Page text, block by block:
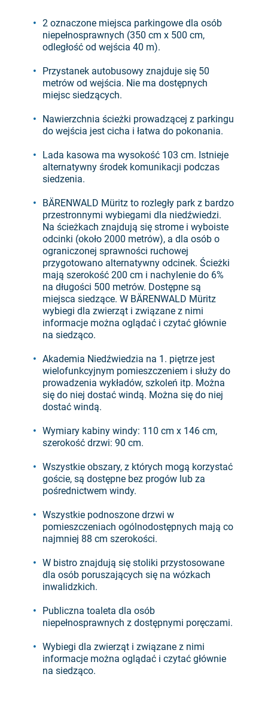
2 oznaczone miejsca parkingowe dla osób
niepełnosprawnych (350 cm x 500 cm,
odległość od wejścia 40 m).
Przystanek autobusowy znajduje się 50
metrów od wejścia. Nie ma dostępnych
miejsc siedzących.
Nawierzchnia ścieżki prowadzącej z parkingu
do wejścia jest cicha i łatwa do pokonania.
Lada kasowa ma wysokość 103 cm. Istnieje
alternatywny środek komunikacji podczas
siedzenia.
BÄRENWALD Müritz to rozległy park z bardzo
przestronnymi wybiegami dla niedźwiedzi.
Na ścieżkach znajdują się strome i wyboiste
odcinki (około 2000 metrów), a dla osób o
ograniczonej sprawności ruchowej
przygotowano alternatywny odcinek. Ścieżki
mają szerokość 200 cm i nachylenie do 6%
na długości 500 metrów. Dostępne są
miejsca siedzące. W BÄRENWALD Müritz
wybiegi dla zwierząt i związane z nimi
informacje można oglądać i czytać głównie
na siedząco.
Akademia Niedźwiedzia na 1. piętrze jest
wielofunkcyjnym pomieszczeniem i służy do
prowadzenia wykładów, szkoleń itp. Można
się do niej dostać windą. Można się do niej
dostać windą.
Wymiary kabiny windy: 110 cm x 146 cm,
szerokość drzwi: 90 cm.
Wszystkie obszary, z których mogą korzystać
goście, są dostępne bez progów lub za
pośrednictwem windy.
Wszystkie podnoszone drzwi w
pomieszczeniach ogólnodostępnych mają co
najmniej 88 cm szerokości.
W bistro znajdują się stoliki przystosowane
dla osób poruszających się na wózkach
inwalidzkich.
Publiczna toaleta dla osób
niepełnosprawnych z dostępnymi poręczami.
Wybiegi dla zwierząt i związane z nimi
informacje można oglądać i czytać głównie
na siedząco.